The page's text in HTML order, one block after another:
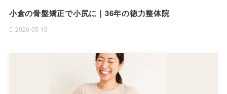
小倉の骨盤矯正で小尻に｜36年の徳力整体院
2026-05-13